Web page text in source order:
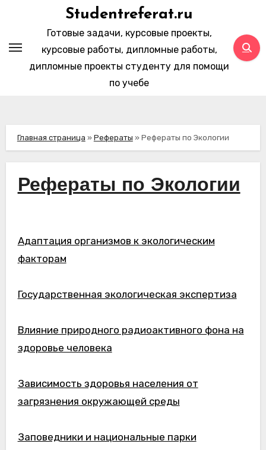
содержимому
Studentreferat.ru
Готовые задачи, курсовые проекты,
курсовые работы, дипломные работы,
дипломные проекты студенту для помощи
по учебе
Главная страница » Рефераты » Рефераты по Экологии
Рефераты по Экологии
Адаптация организмов к экологическим
факторам
Государственная экологическая экспертиза
Влияние природного радиоактивного фона на
здоровье человека
Зависимость здоровья населения от
загрязнения окружающей среды
Заповедники и национальные парки